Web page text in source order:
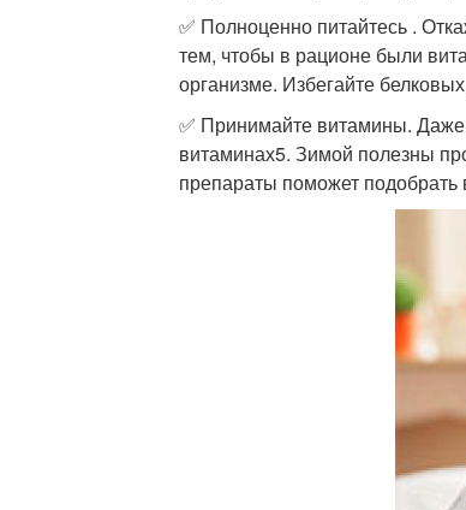
✅ Полноценно питайтесь .
тем, чтобы в рационе были
организме. Избегайте
✅ Принимайте витамины. Даже
витаминах5. Зимой полезны
препараты поможет подобрать